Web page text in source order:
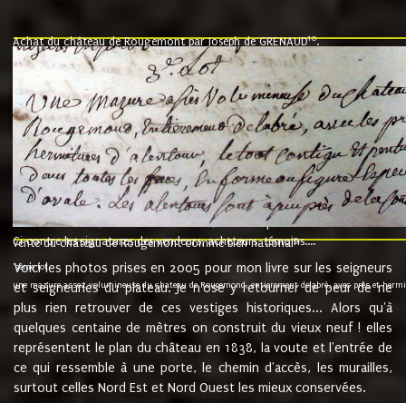
Achat du château de Rougemont par Joseph de GRENAUD10.
"l'an mil six cent soixante treze le ving neuvième jour du mois de
nommé fut présent Messire Claude Guillaume de Moyriat chevalier baron
vend, purement simplement et irrevocablement a monseigneur monsieur
et chavannes conseiller du roy au parlement de Bourgogne, present et
que le dit seigneur Baron de la Vellière a sur ses hommes, indivisables et
de la Velliere tout ainsi et comme le dit seigneur Baron et ses
présent......"
suivent les rentes, donation des terriers, etc... au prix de 880 livre louis
Ci contre les signatures des vendeurs, acheteurs, témoins....
vente du château de Rougemont comme bien national9.
"3ème lot
une mazure assez volumineuse du chateau de Rougemond, entierement delabré, avec près et
Voici les photos prises en 2005 pour mon livre sur les seigneurs
et seigneuries du plateau. Je n'ose y retourner de peur de ne
plus rien retrouver de ces vestiges historiques... Alors qu'à
quelques centaine de mètres on construit du vieux neuf ! elles
représentent le plan du château en 1838, la voute et l'entrée de
ce qui ressemble à une porte, le chemin d'accès, les murailles,
surtout celles Nord Est et Nord Ouest les mieux conservées.